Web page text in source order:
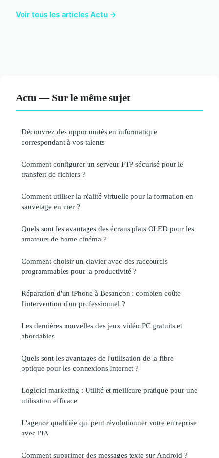
Voir tous les articles Actu →
Actu — Sur le même sujet
Découvrez des opportunités en informatique
correspondant à vos talents
Comment configurer un serveur FTP sécurisé pour le
transfert de fichiers ?
Comment utiliser la réalité virtuelle pour la formation en
sauvetage en mer ?
Quels sont les avantages des écrans plats OLED pour les
amateurs de home cinéma ?
Comment choisir un clavier avec des raccourcis
programmables pour la productivité ?
Réparation d'un iPhone à Besançon : combien coûte
l'intervention d'un professionnel ?
Les dernières nouvelles des jeux vidéo PC gratuits et
abordables
Quels sont les avantages de l'utilisation de la fibre
optique pour les connexions Internet ?
Logiciel marketing : Utilité et meilleure pratique pour une
utilisation efficace
L'agence qualifiée qui peut révolutionner votre entreprise
avec l'IA
Comment supprimer des messages texte sur Android ?